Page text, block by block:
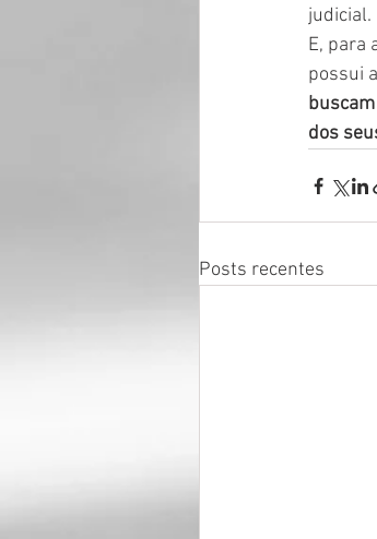
judicial.
E, para
possui a
dos
Posts recentes